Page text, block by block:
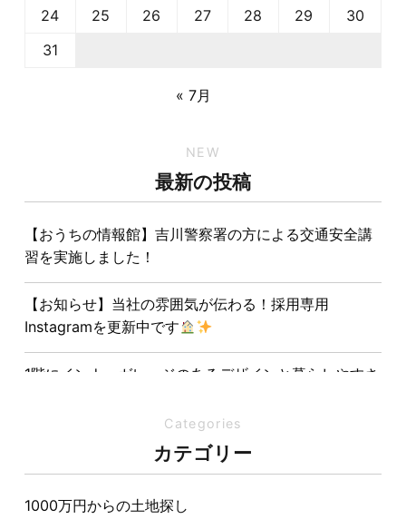
24
25 26 27 28 29
30
31
« 7月
NEW
最新の投稿
【おうちの情報館】吉川警察署の方による交通安全講
習を実施しました！
【お知らせ】当社の雰囲気が伝わる！採用専用
Instagramを更新中です
1階にインナーガレージのあるデザインと暮らしやすさ
夏の熱中症対策は家づくりから。屋根・壁・基礎の構
造が快適さをつくる理由
【埼玉県経営品質知事賞】大野知事へ受賞のご報告と
Categories
カテゴリー
1000万円からの土地探し